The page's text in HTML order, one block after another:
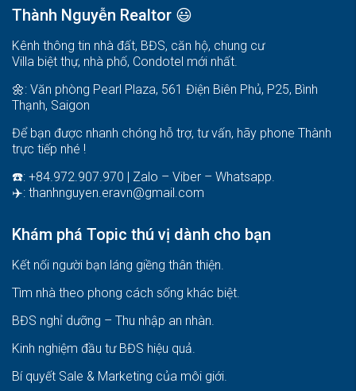
Thành Nguyễn Realtor 😃
Kênh thông tin nhà đất, BĐS, căn hộ, chung cư
Villa biệt thự, nhà phố, Condotel mới nhất.
🌼: Văn phòng Pearl Plaza, 561 Điện Biên Phủ, P25, Bình
Thạnh, Saigon
Để bạn được nhanh chóng hỗ trợ, tư vấn, hãy phone Thành
trực tiếp nhé !
☎️: +84.972.907.970 | Zalo – Viber – Whatsapp.
✈️: thanhnguyen.eravn@gmail.com
Khám phá Topic thú vị dành cho bạn
Kết nối người bạn láng giềng thân thiện.
Tìm nhà theo phong cách sống khác biệt.
BĐS nghỉ dưỡng – Thu nhập an nhàn.
Kinh nghiệm đầu tư BĐS hiệu quả.
Bí quyết Sale & Marketing của môi giới.